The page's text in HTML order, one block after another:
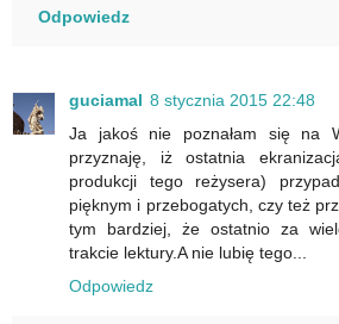
Odpowiedz
guciamal 8 stycznia 2015 22:48
Ja jakoś nie poznałam się na
przyznaję, iż ostatnia
produkcji tego reżysera)
pięknym i przebogatych, czy też
tym bardziej, że ostatnio za
trakcie lektury.A nie lubię tego...
Odpowiedz